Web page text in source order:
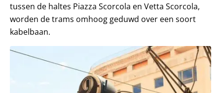
tussen de haltes Piazza Scorcola en Vetta Scorcola,
worden de trams omhoog geduwd over een soort
kabelbaan.